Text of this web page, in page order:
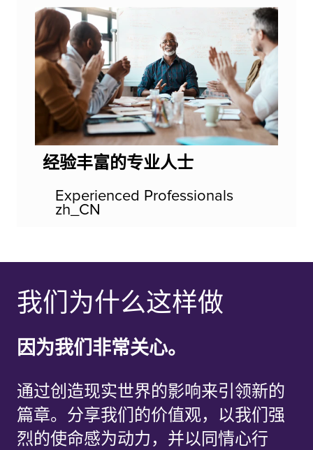
经验丰富的专业人士
Experienced Professionals
zh_CN
我们为什么这样做
因为我们非常关心。
通过创造现实世界的影响来引领新的
篇章。分享我们的价值观，以我们强
烈的使命感为动力，并以同情心行